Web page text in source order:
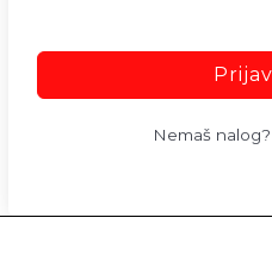
Nemaš nalog?